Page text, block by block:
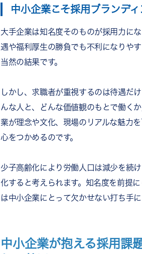
中小企業こそ採用ブランデ
大手企業は知名度そのものが採用力に
遇や福利厚生の勝負でも不利になりや
当然の結果です。
しかし、求職者が重視するのは待遇だ
んな人と、どんな価値観のもとで働く
業が理念や文化、現場のリアルな魅力
心をつかめるのです。
少子高齢化により労働人口は減少を続
化すると考えられます。知名度を前提
は中小企業にとって欠かせない打ち手
中小企業が抱える採用課